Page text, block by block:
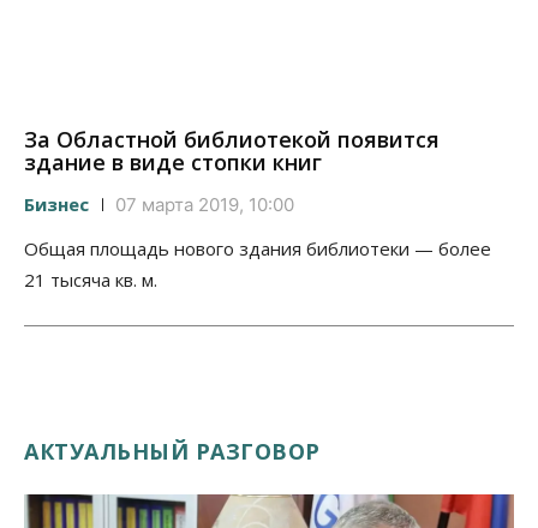
За Областной библиотекой появится
здание в виде стопки книг
Бизнес 07 марта 2019, 10:00
Общая площадь нового здания библиотеки — более
21 тысяча кв. м.
АКТУАЛЬНЫЙ РАЗГОВОР